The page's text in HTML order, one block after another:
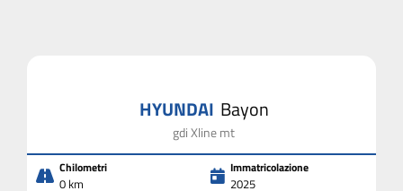
HYUNDAI Bayon
gdi Xline mt
Chilometri
0 km
Immatricolazione
2025